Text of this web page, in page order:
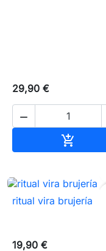
29,90 €


ritual vira brujería
19,90 €